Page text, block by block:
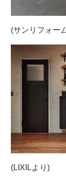
(サンリフォー
(LIXILより)